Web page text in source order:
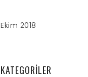
Ekim 2018
KATEGORILER